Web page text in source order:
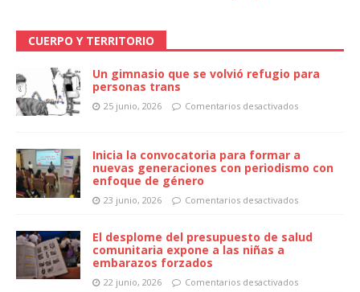
CUERPO Y TERRITORIO
Un gimnasio que se volvió refugio para
personas trans
25 junio, 2026 Comentarios desactivados
Inicia la convocatoria para formar a
nuevas generaciones con periodismo con
enfoque de género
23 junio, 2026 Comentarios desactivados
El desplome del presupuesto de salud
comunitaria expone a las niñas a
embarazos forzados
22 junio, 2026 Comentarios desactivados